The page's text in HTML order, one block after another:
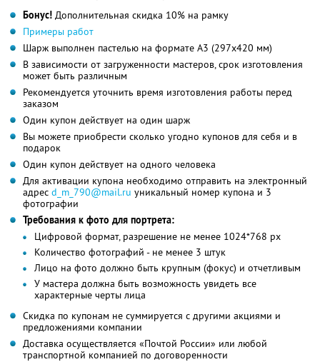
Бонус! Дополнительная скидка 10% на рамку
Примеры работ
Шарж выполнен пастелью на формате А3 (297х420 мм)
В зависимости от загруженности мастеров, срок изготовления
может быть различным
Рекомендуется уточнить время изготовления работы перед
заказом
Один купон действует на один шарж
Вы можете приобрести сколько угодно купонов для себя и в
подарок
Один купон действует на одного человека
Для активации купона необходимо отправить на электронный
адрес d_m_790@mail.ru уникальный номер купона и 3
фотографии
Требования к фото для портрета:
Цифровой формат, разрешение не менее 1024*768 px
Количество фотографий - не менее 3 штук
Лицо на фото должно быть крупным (фокус) и отчетливым
У мастера должна быть возможность увидеть все
характерные черты лица
Скидка по купонам не суммируется с другими акциями и
предложениями компании
Доставка осуществляется «Почтой России» или любой
транспортной компанией по договоренности